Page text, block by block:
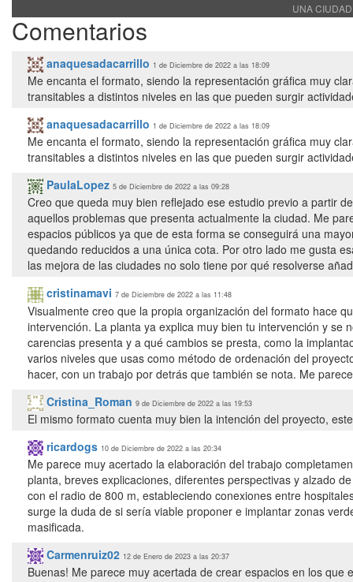
UNA
Comentarios
anaquesadacarrillo 1 de Diciembre de 2022 a las 18:09
Me encanta el formato, siendo la representación gráfica muy
transitables a distintos niveles en las que pueden surgir
anaquesadacarrillo 1 de Diciembre de 2022 a las 18:09
Me encanta el formato, siendo la representación gráfica muy
transitables a distintos niveles en las que pueden surgir
PaulaLopez 5 de Diciembre de 2022 a las 09:28
Creo que queda muy bien reflejado ese estudio previo a partir
aquellos problemas que presenta actualmente la ciudad. Me
espacios públicos ya que de esta forma se conseguirá una
quedando reducidos a una única cota. Por otro lado me gusta
las mejora de las ciudades no solo tiene por qué resolverse
cristinamavi 7 de Diciembre de 2022 a las 11:48
Visualmente creo que la propia organización del formato hace
intervención. La planta ya explica muy bien tu intervención y
carencias presenta y a qué cambios se presta, como la
varios niveles que usas como método de ordenación del
hacer, con un trabajo por detrás que también se nota. Me
Cristina_Roman 9 de Diciembre de 2022 a las 19:53
El mismo formato cuenta muy bien la intención del proyecto,
ricardogs 10 de Diciembre de 2022 a las 20:34
Me parece muy acertado la elaboración del trabajo
planta, breves explicaciones, diferentes perspectivas y alzado
con el radio de 800 m, estableciendo conexiones entre
surge la duda de si sería viable proponer e implantar zonas
masificada.
Carmenruiz02 12 de Enero de 2023 a las 20:37
Buenas! Me parece muy acertada de crear espacios en los